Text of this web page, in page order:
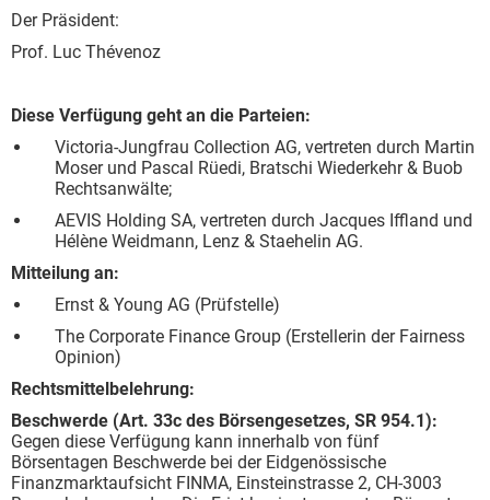
Der Präsident:
Prof. Luc Thévenoz
Diese Verfügung geht an die Parteien:
Victoria-Jungfrau Collection AG, vertreten durch Martin
Moser und Pascal Rüedi, Bratschi Wiederkehr & Buob
Rechtsanwälte;
AEVIS Holding SA, vertreten durch Jacques Iffland und
Hélène Weidmann, Lenz & Staehelin AG.
Mitteilung an:
Ernst & Young AG (Prüfstelle)
The Corporate Finance Group (Erstellerin der Fairness
Opinion)
Rechtsmittelbelehrung:
Beschwerde (Art. 33c des Börsengesetzes, SR 954.1):
Gegen diese Verfügung kann innerhalb von fünf
Börsentagen Beschwerde bei der Eidgenössische
Finanzmarktaufsicht FINMA, Einsteinstrasse 2, CH-3003